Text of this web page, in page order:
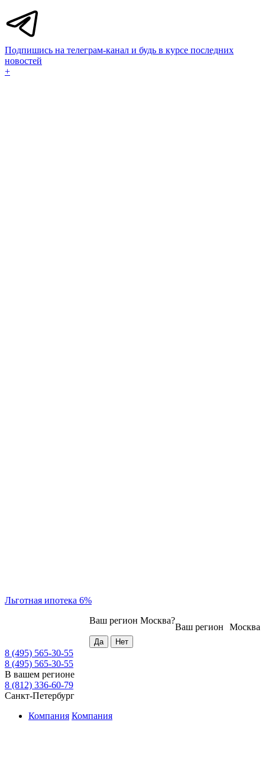
Подпишись на телеграм-канал и будь в курсе последних
новостей
+
Льготная ипотека 6%
Москва
Ваш регион
Ваш регион Москва?
8 (495) 565-30-55
8 (495) 565-30-55
В вашем регионе
8 (812) 336-60-79
Санкт-Петербург
Компания Компания